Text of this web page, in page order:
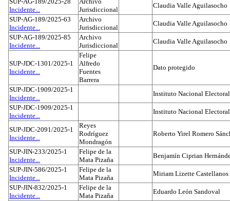
Incidente...
Jurisdiccional
Claudia Valle Aguilasocho
SUP-AG-189/2025-63
Incidente...
Archivo
Jurisdiccional
Claudia Valle Aguilasocho
SUP-AG-189/2025-85
Incidente...
Archivo
Jurisdiccional
Claudia Valle Aguilasocho
SUP-JDC-1301/2025-1
Incidente...
Felipe
Alfredo
Fuentes
Barrera
Dato protegido
SUP-JDC-1909/2025-1
Incidente...
Instituto Nacional Electoral
SUP-JDC-1909/2025-1
Incidente...
Instituto Nacional Electoral
SUP-JDC-2091/2025-1
Incidente...
Reyes
Rodríguez
Mondragón
Roberto Yirel Romero
SUP-JIN-233/2025-1
Incidente...
Felipe de la
Mata Pizaña
Benjamín Ciprian
SUP-JIN-586/2025-1
Incidente...
Felipe de la
Mata Pizaña
Miriam Lizette Castellanos
SUP-JIN-832/2025-1
Incidente...
Felipe de la
Mata Pizaña
Eduardo León Sandoval